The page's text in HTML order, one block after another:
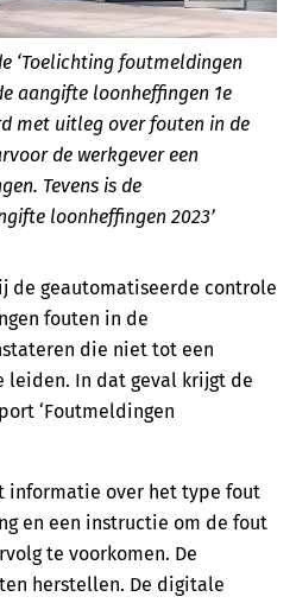
‘Toelichting foutmeldingen
aangifte loonheffingen 1e
met uitleg over fouten in de
de werkgever een
Tevens is de
loonheffingen 2023’
de geautomatiseerde controle
fouten in de
die niet tot een
leiden. In dat geval krijgt de
‘Foutmeldingen
informatie over het type fout
en een instructie om de fout
te voorkomen. De
herstellen. De digitale